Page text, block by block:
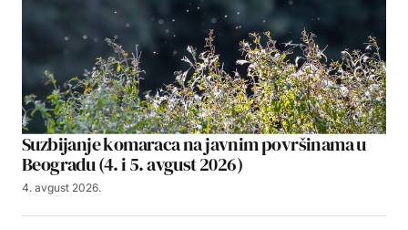
Suzbijanje komaraca na javnim površinama u
Beogradu (4. i 5. avgust 2026)
4. avgust 2026.